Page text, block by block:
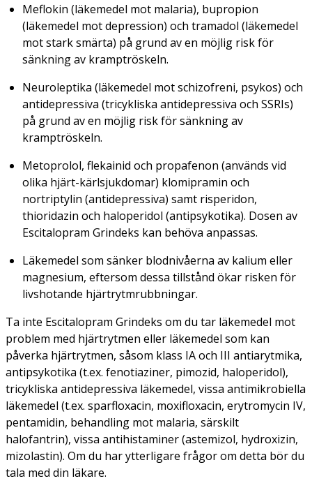
Meflokin (läkemedel mot malaria), bupropion
(läkemedel mot depression) och tramadol (läkemedel
mot stark smärta) på grund av en möjlig risk för
sänkning av kramptröskeln.
Neuroleptika (läkemedel mot schizofreni, psykos) och
antidepressiva (tricykliska antidepressiva och SSRIs)
på grund av en möjlig risk för sänkning av
kramptröskeln.
Metoprolol, flekainid och propafenon (används vid
olika hjärt-kärlsjukdomar) klomipramin och
nortriptylin (antidepressiva) samt risperidon,
thioridazin och haloperidol (antipsykotika). Dosen av
Escitalopram Grindeks kan behöva anpassas.
Läkemedel som sänker blodnivåerna av kalium eller
magnesium, eftersom dessa tillstånd ökar risken för
livshotande hjärtrytmrubbningar.
Ta inte Escitalopram Grindeks om du tar läkemedel mot
problem med hjärtrytmen eller läkemedel som kan
påverka hjärtrytmen, såsom klass IA och III antiarytmika,
antipsykotika (t.ex. fenotiaziner, pimozid, haloperidol),
tricykliska antidepressiva läkemedel, vissa antimikrobiella
läkemedel (t.ex. sparfloxacin, moxifloxacin, erytromycin IV,
pentamidin, behandling mot malaria, särskilt
halofantrin), vissa antihistaminer (astemizol, hydroxizin,
mizolastin). Om du har ytterligare frågor om detta bör du
tala med din läkare.